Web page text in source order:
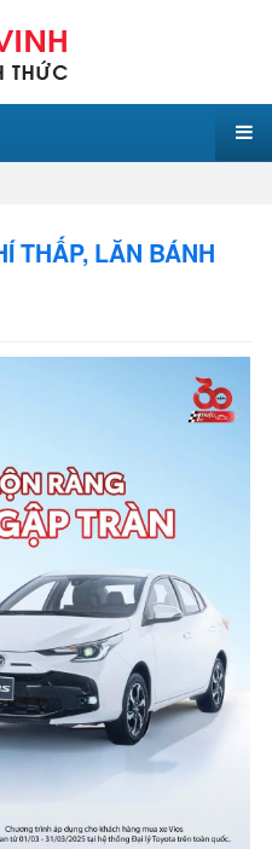
THẤP, LĂN BÁNH